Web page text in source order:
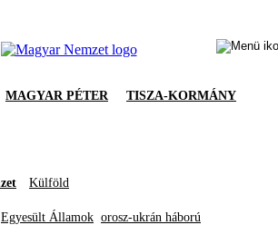
MAGYAR PÉTER TISZA-KORMÁNY
Külföld
Egyesült Államok orosz-ukrán háború